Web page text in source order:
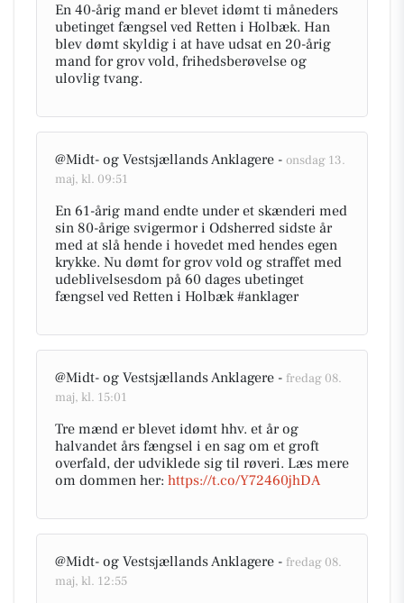
En 40-årig mand er blevet idømt ti måneders
ubetinget fængsel ved Retten i Holbæk. Han
blev dømt skyldig i at have udsat en 20-årig
mand for grov vold, frihedsberøvelse og
ulovlig tvang.
@Midt- og Vestsjællands Anklagere - onsdag 13.
maj, kl. 09:51
En 61-årig mand endte under et skænderi med
sin 80-årige svigermor i Odsherred sidste år
med at slå hende i hovedet med hendes egen
krykke. Nu dømt for grov vold og straffet med
udeblivelsesdom på 60 dages ubetinget
fængsel ved Retten i Holbæk #anklager
@Midt- og Vestsjællands Anklagere - fredag 08.
maj, kl. 15:01
Tre mænd er blevet idømt hhv. et år og
halvandet års fængsel i en sag om et groft
overfald, der udviklede sig til røveri. Læs mere
om dommen her: https://t.co/Y72460jhDA
@Midt- og Vestsjællands Anklagere - fredag 08.
maj, kl. 12:55